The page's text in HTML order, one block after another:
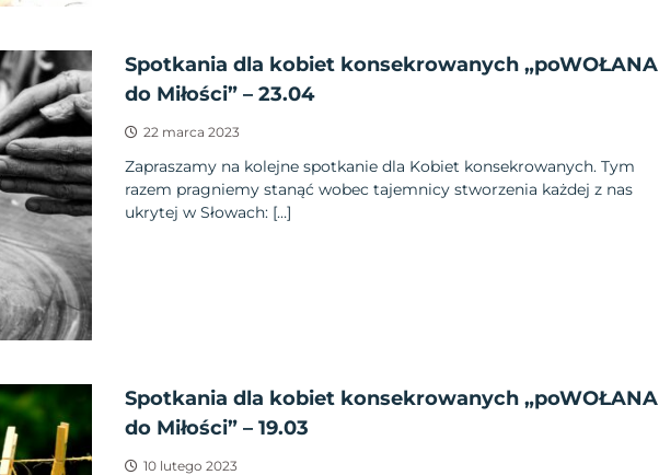
Spotkania dla kobiet konsekrowanych „poWOŁANA
do Miłości” – 23.04
22 marca 2023
Zapraszamy na kolejne spotkanie dla Kobiet konsekrowanych. Tym
razem pragniemy stanąć wobec tajemnicy stworzenia każdej z nas
ukrytej w Słowach: […]
Spotkania dla kobiet konsekrowanych „poWOŁANA
do Miłości” – 19.03
10 lutego 2023